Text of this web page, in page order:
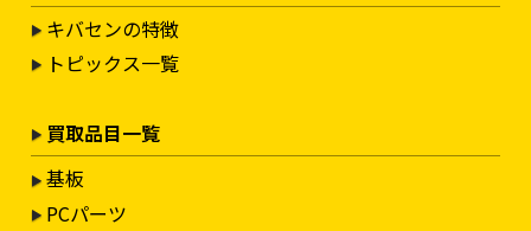
キバセンの特徴
トピックス一覧
買取品目一覧
基板
PCパーツ